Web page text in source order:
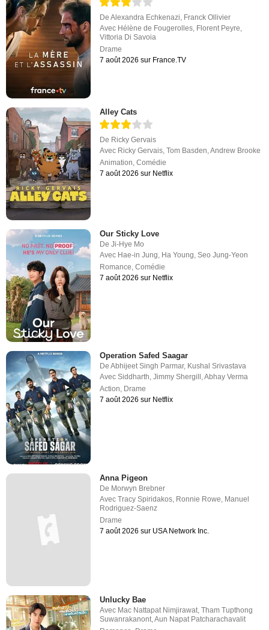
DeAlexandra Echkenazi, Franck Ollivier
Avec Hélène de Fougerolles, Florent Peyre,
Vittoria Di Savoia
Drame
7 août 2026 sur France.TV
Alley Cats
De Ricky Gervais
Avec Ricky Gervais ,Tom Basden ,Andrew Brooke
Animation ,Comédie
7 août 2026 sur Netflix
Our Sticky Love
DeJi-Hye Mo
Avec Hae-in Jung, Ha Young,Seo Jung-Yeon
Romance,Comédie
7 août 2026 sur Netflix
Operation Safed Saagar
DeAbhijeet Singh Parmar, Kushal Srivastava
AvecSiddharth,Jimmy Shergill ,Abhay Verma
Action, Drame
7 août 2026 sur Netflix
Anna Pigeon
De Morwyn Brebner
AvecTracy Spiridakos Ronnie Rowe Manuel
Rodriguez-Saenz
Drame
7 août 2026 sur USA Network Inc.
Unlucky Bae
Avec Mac Nattapat Nimjirawat,Tham Tupthong
Suwanrakanont,Aun Napat Patcharachavalit